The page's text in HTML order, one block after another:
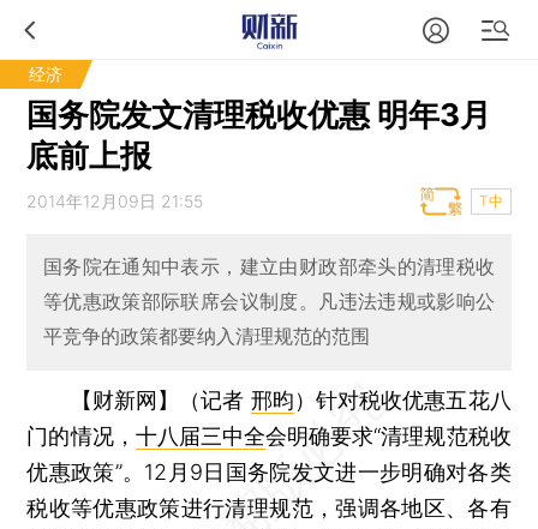
经济
国务院发文清理税收优惠 明年3月
底前上报
2014年12月09日 21:55 T中
国务院在通知中表示，建立由财政部牵头的清理税收
等优惠政策部际联席会议制度。凡违法违规或影响公
平竞争的政策都要纳入清理规范的范围
【财新网】（记者 邢昀） 针对税收优惠五花八
门的情况， 十八届三中全会明确要求“清理规范税收
优惠政策”。12月9日国务院发文进一步明确对各类
税收等优惠政策进行清理规范，强调各地区、各有